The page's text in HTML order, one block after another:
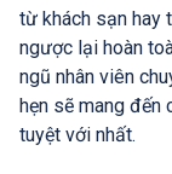
từ khách sạn hay
ngược lại hoàn
ngũ nhân viên
hẹn sẽ mang đến
tuyệt với nhất.